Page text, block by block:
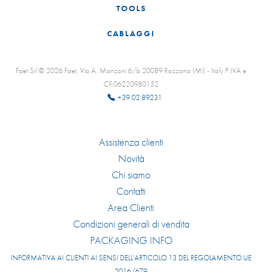
TOOLS
CABLAGGI
Faet Srl © 2026 Faet, Via A. Manzoni 6/b 20089 Rozzano (Mi) - Italy P.IVA e
CF:06220980152
+39 02 89231
Assistenza clienti
Novità
Chi siamo
Contatti
Area Clienti
Condizioni generali di vendita
PACKAGING INFO
INFORMATIVA AI CLIENTI AI SENSI DELL’ARTICOLO 13 DEL REGOLAMENTO UE